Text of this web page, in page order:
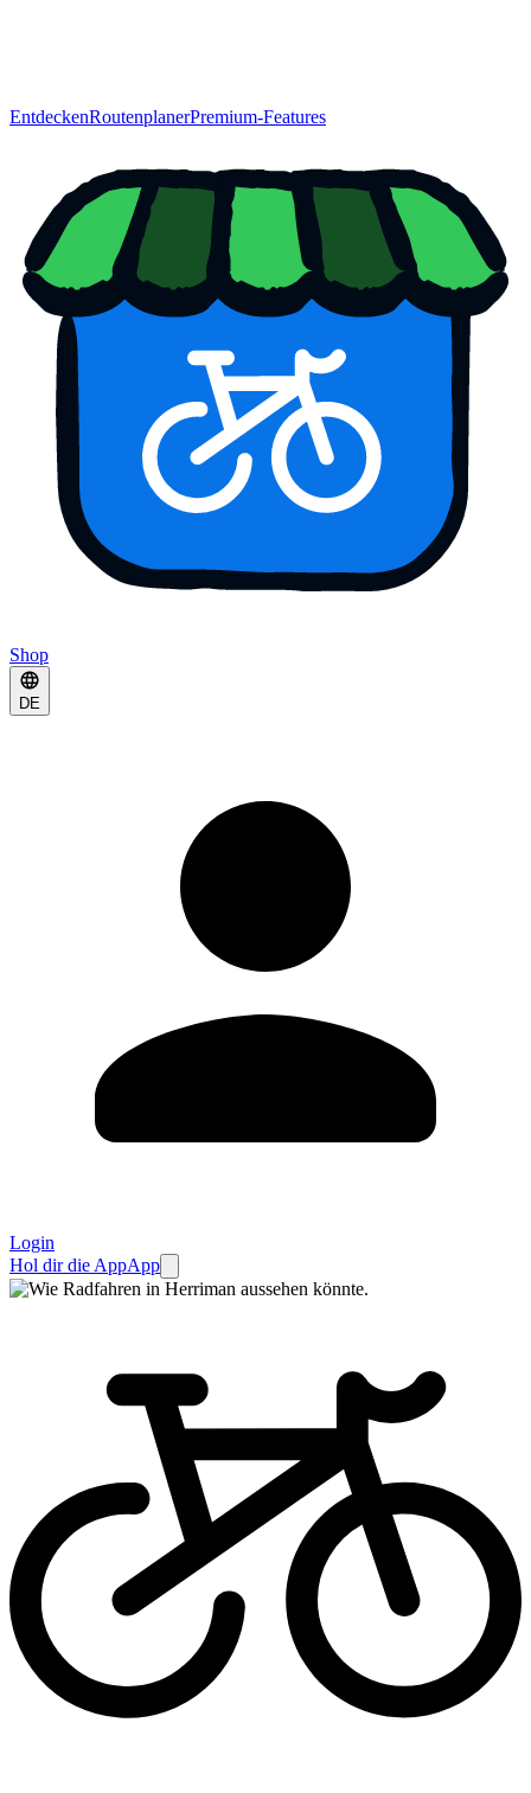
EntdeckenRoutenplanerPremium-Features
Shop
DE
Login
Hol dir die AppApp